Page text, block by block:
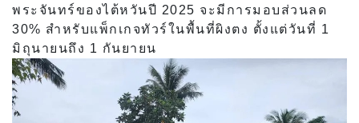
พระจันทร์ของไต้หวันปี 2025 จะมีการมอบส่วนลด
30% สำหรับแพ็กเกจทัวร์ในพื้นที่ผิงตง ตั้งแต่วันที่ 1
มิถุนายนถึง 1 กันยายน